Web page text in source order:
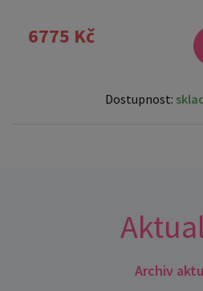
6775 Kč
Dostupnost:
Archiv